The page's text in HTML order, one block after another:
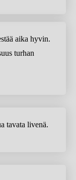
aika hyvin.
turhan
tavata livenä.